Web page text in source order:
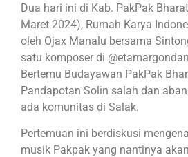
Dua hari ini di Kab. PakPak
Maret 2024), Rumah Karya
oleh Ojax Manalu bersama
satu komposer di
Bertemu Budayawan PakPak
Pandapotan Solin salah dan
ada komunitas di Salak.
Pertemuan ini berdiskusi
musik Pakpak yang nantinya